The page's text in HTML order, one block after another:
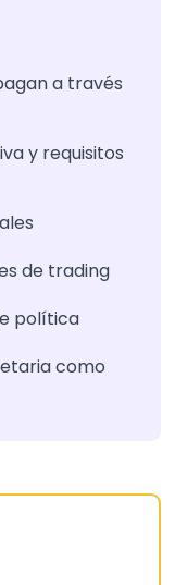
a través
y requisitos
de trading
política
como